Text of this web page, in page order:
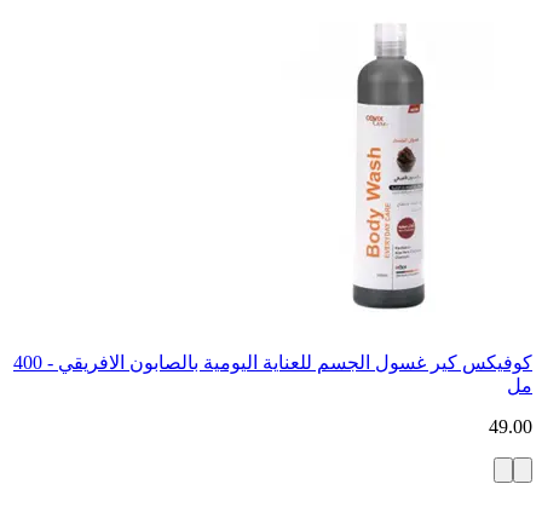
كوفيكس كير غسول الجسم للعناية اليومية بالصابون الافريقي - 400
مل
49.00